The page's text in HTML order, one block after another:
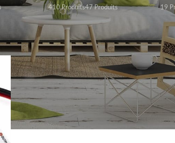
410 Produits47 Produits 19
Bande de LED versterker / amplificateur